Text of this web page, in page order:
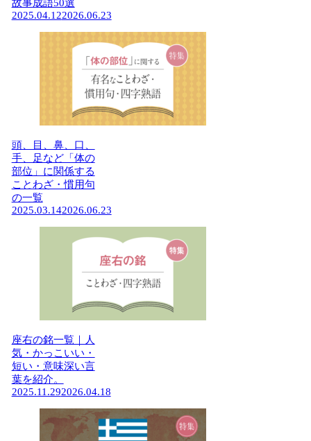
故事成語50選
2025.04.122026.06.23
頭、目、鼻、口、
手、足など「体の
部位」に関係する
ことわざ・慣用句
の一覧
2025.03.142026.06.23
座右の銘一覧｜人
気・かっこいい・
短い・意味深い言
葉を紹介。
2025.11.292026.04.18